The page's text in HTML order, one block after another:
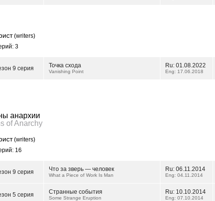
(writers)
3
9 серия Точка схода
Vanishing Point
Ru: 01.08.2022
Eng: 17.06.2018
анархии
of Anarchy
(writers)
16
9 серия Что за зверь — человек
What a Piece of Work Is Man
Ru: 06.11.2014
Eng: 04.11.2014
5 серия Странные события
Some Strange Eruption
Ru: 10.10.2014
Eng: 07.10.2014